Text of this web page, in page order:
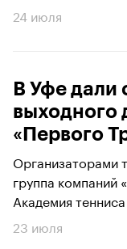
24 июля
В Уфе дали
выходного
«Первого
Организаторами
группа компаний
Академия
23 июля